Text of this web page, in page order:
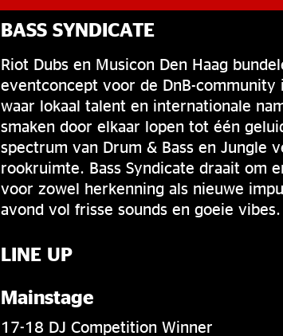
BASS SYNDICATE
Riot Dubs en Musicon Den Haag
eventconcept voor de DnB-community
waar lokaal talent en internationale
smaken door elkaar lopen tot één
spectrum van Drum & Bass en Jungle
rookruimte. Bass Syndicate draait om
voor zowel herkenning als nieuwe
avond vol frisse sounds en goeie vibes.
LINE UP
Mainstage
17-18 DJ Competition Winner